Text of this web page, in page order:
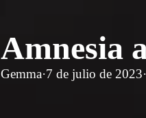
Amnesia
Gemma·7 de julio de 2023·